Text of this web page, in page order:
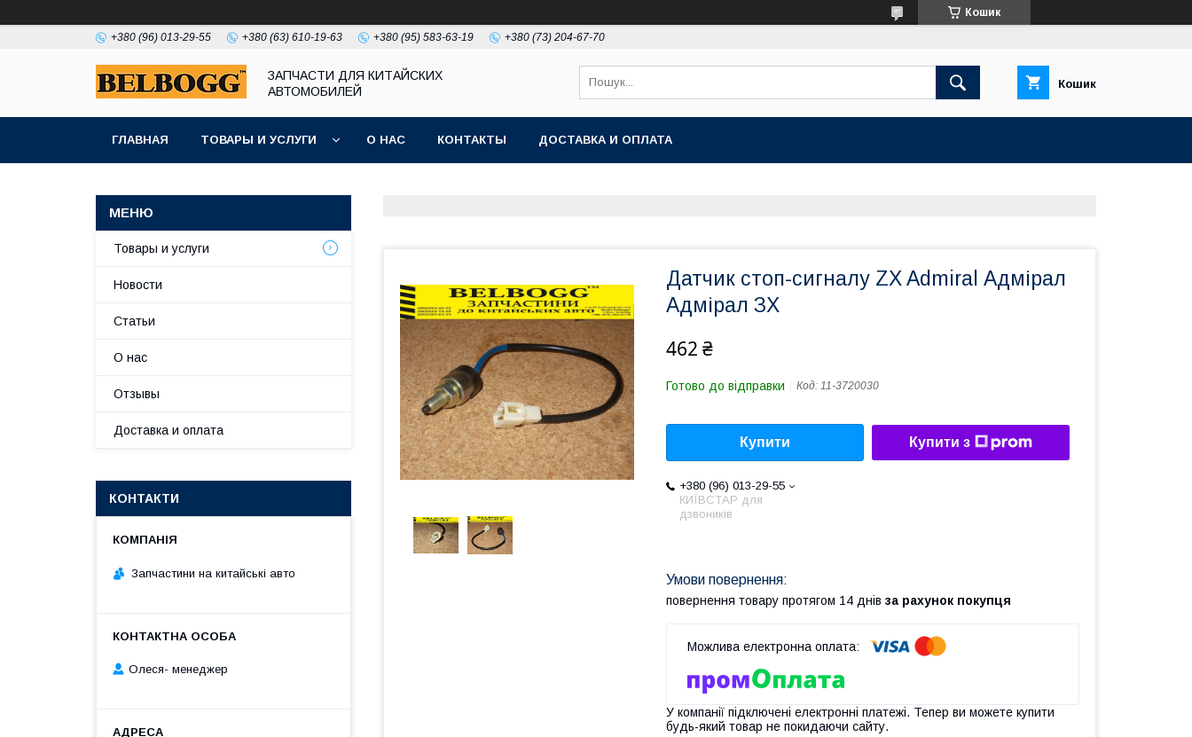
Кошик
+380 (96) 013-29-55 +380 (63) 610-19-63 +380 (95) 583-63-19 +380 (73) 204-67-70
ЗАПЧАСТИ ДЛЯ КИТАЙСКИХ
АВТОМОБИЛЕЙ
Кошик
ГЛАВНАЯ ТОВАРЫ И УСЛУГИ О НАС КОНТАКТЫ ДОСТАВКА И ОПЛАТА
Датчик стоп-сигналу ZX Admiral Адмірал
Адмірал ЗХ
462 ₴
Готово до відправки Код: 11-3720030
Купити Купити з
+380 (96) 013-29-55
КИЇВСТАР для
дзвоників
повернення товару протягом 14 днів за рахунок покупця
У компанії підключені електронні платежі. Тепер ви можете купити
будь-який товар не покидаючи сайту.
Товары и услуги
Новости
Статьи
О нас
Отзывы
Доставка и оплата
КОНТАКТИ
Запчастини на китайські авто
Олеся- менеджер